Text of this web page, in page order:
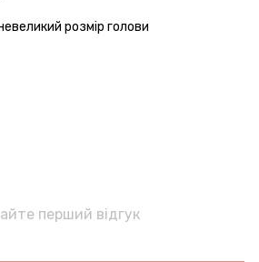
розмір голови
перший відгук